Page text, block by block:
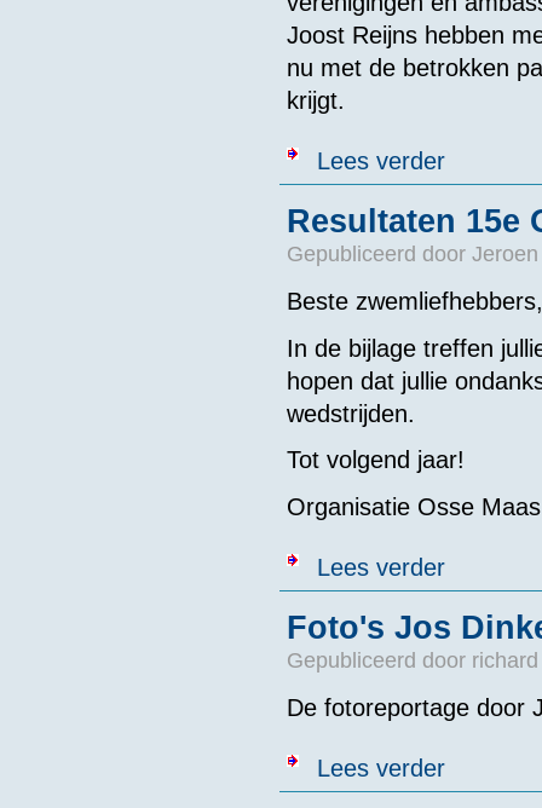
Joost Reijns hebben
nu met de betrokken
krijgt.
Lees verderover
Resultaten 15e
Gepubliceerd door
Beste zwemliefhebbers,
In de bijlage treffen
hopen dat jullie
wedstrijden.
Tot volgend jaar!
Organisatie Osse
Lees verderover
Foto's Jos
Gepubliceerd door
De fotoreportage door
Lees verderover Foto's